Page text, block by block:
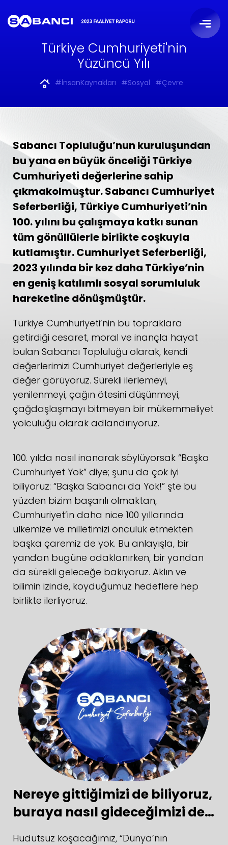
Türkiye Cumhuriyeti'nin
Yüzüncü Yılı
#İnsanKaynakları #Sosyal #Çevre
Sabancı Topluluğu’nun kuruluşundan
bu yana en büyük önceliği Türkiye
Cumhuriyeti değerlerine sahip
çıkmakolmuştur. Sabancı Cumhuriyet
Seferberliği, Türkiye Cumhuriyeti’nin
100. yılını bu çalışmaya katkı sunan
tüm gönüllülerle birlikte coşkuyla
kutlamıştır. Cumhuriyet Seferberliği,
2023 yılında bir kez daha Türkiye’nin
en geniş katılımlı sosyal sorumluluk
hareketine dönüşmüştür.
Türkiye Cumhuriyeti’nin bu topraklara
getirdiği cesaret, moral ve inançla hayat
bulan Sabancı Topluluğu olarak, kendi
değerlerimizi Cumhuriyet değerleriyle eş
değer görüyoruz. Sürekli ilerlemeyi,
yenilenmeyi, çağın ötesini düşünmeyi,
çağdaşlaşmayı bitmeyen bir mükemmeliyet
yolculuğu olarak adlandırıyoruz.
100. yılda nasıl inanarak söylüyorsak “Başka
Cumhuriyet Yok” diye; şunu da çok iyi
biliyoruz: “Başka Sabancı da Yok!” şte bu
yüzden bizim başarılı olmaktan,
Cumhuriyet’in daha nice 100 yıllarında
ülkemize ve milletimizi öncülük etmekten
başka çaremiz de yok. Bu anlayışla, bir
yandan bugüne odaklanırken, bir yandan
da sürekli geleceğe bakıyoruz. Aklın ve
bilimin izinde, koyduğumuz hedeflere hep
birlikte ilerliyoruz.
Nereye gittiğimizi de biliyoruz,
buraya nasıl gideceğimizi de…
Hudutsuz koşacağımız, “Dünya’nın